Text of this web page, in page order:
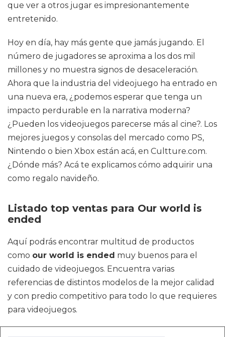
que ver a otros jugar es impresionantemente
entretenido.
Hoy en día, hay más gente que jamás jugando. El
número de jugadores se aproxima a los dos mil
millones y no muestra signos de desaceleración.
Ahora que la industria del videojuego ha entrado en
una nueva era, ¿podemos esperar que tenga un
impacto perdurable en la narrativa moderna?
¿Pueden los videojuegos parecerse más al cine?. Los
mejores juegos y consolas del mercado como PS,
Nintendo o bien Xbox están acá, en Cultture.com.
¿Dónde más? Acá te explicamos cómo adquirir una
como regalo navideño.
Listado top ventas para Our world is
ended
Aquí podrás encontrar multitud de productos
como our world is ended muy buenos para el
cuidado de videojuegos. Encuentra varias
referencias de distintos modelos de la mejor calidad
y con predio competitivo para todo lo que requieres
para videojuegos.